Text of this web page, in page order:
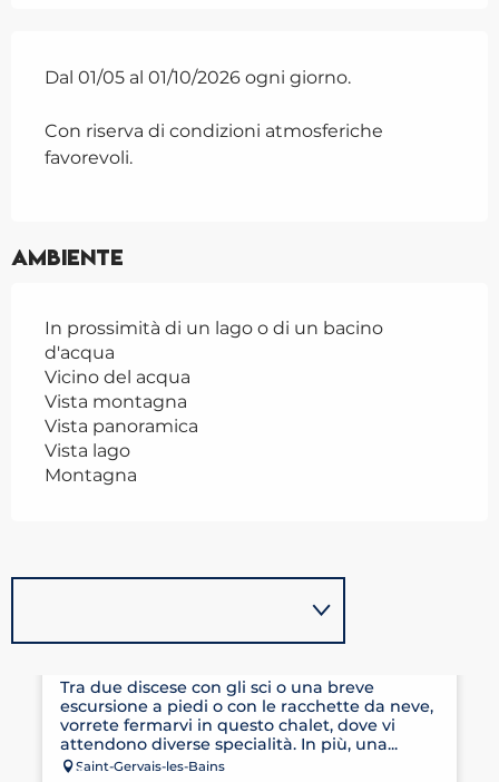
Dal 01/05 al 01/10/2026 ogni giorno.
Con riserva di condizioni atmosferiche
favorevoli.
Ambiente
In prossimità di un lago o di un bacino
d'acqua
Vicino del acqua
Vista montagna
Vista panoramica
Vista lago
Montagna
Tra due discese con gli sci o una breve
escursione a piedi o con le racchette da neve,
vorrete fermarvi in questo chalet, dove vi
attendono diverse specialità. In più, una...
Saint-Gervais-les-Bains